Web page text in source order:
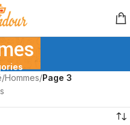
/Hommes/Page 3